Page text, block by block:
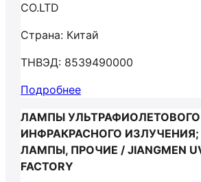
CO.LTD
Страна: Китай
ТНВЭД: 8539490000
Подробнее
ЛАМПЫ
ИНФРАКРАСНОГО
ЛАМПЫ, ПРОЧИЕ / JIANGMEN
FACTORY